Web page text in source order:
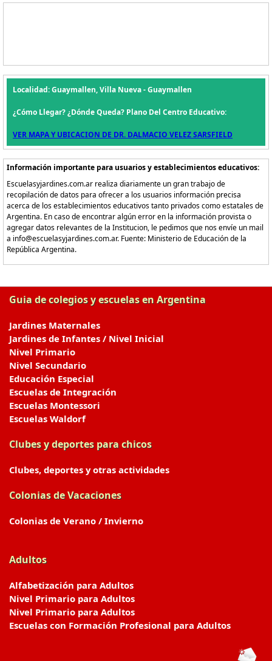
Localidad: Guaymallen, Villa Nueva - Guaymallen
¿Cómo Llegar? ¿Dónde Queda? Plano Del Centro Educativo:
VER MAPA Y UBICACION DE DR. DALMACIO VELEZ SARSFIELD
Información importante para usuarios y establecimientos educativos:
Escuelasyjardines.com.ar realiza diariamente un gran trabajo de
recopilación de datos para ofrecer a los usuarios información precisa
acerca de los establecimientos educativos tanto privados como estatales de
Argentina. En caso de encontrar algún error en la información provista o
agregar datos relevantes de la Institucion, le pedimos que nos envíe un mail
a info@escuelasyjardines.com.ar. Fuente: Ministerio de Educación de la
República Argentina.
Guia de colegios y escuelas en Argentina
Jardines Maternales
Jardines de Infantes / Nivel Inicial
Nivel Primario
Nivel Secundario
Educación Especial
Escuelas de Integración
Escuelas Montessori
Escuelas Waldorf
Clubes y deportes para chicos
Clubes, deportes y otras actividades
Colonias de Vacaciones
Colonias de Verano / Invierno
Adultos
Alfabetización para Adultos
Nivel Primario para Adultos
Nivel Primario para Adultos
Escuelas con Formación Profesional para Adultos